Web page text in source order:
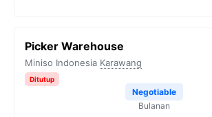
Picker Warehouse
Miniso Indonesia Karawang
Ditutup
Negotiable
Bulanan